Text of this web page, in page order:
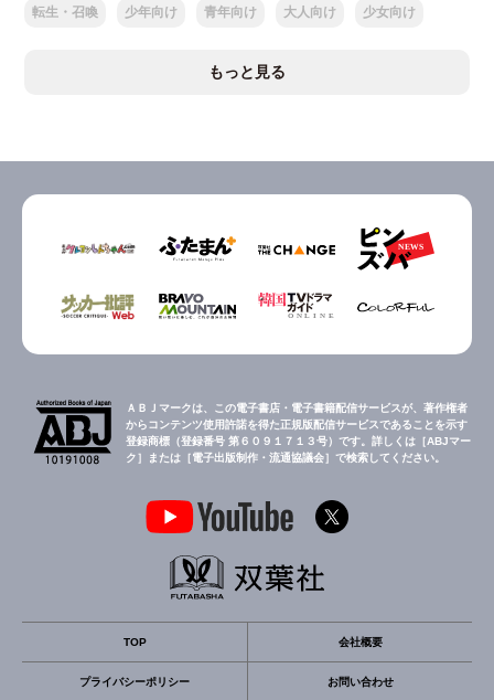
転生・召喚 少年向け 青年向け 大人向け 少女向け
もっと見る
ＡＢＪマークは、この電子書店・電子書籍配信サービスが、著作権者
からコンテンツ使用許諾を得た正規版配信サービスであることを示す
登録商標（登録番号 第６０９１７１３号）です。詳しくは［ABJマー
ク］または［電子出版制作・流通協議会］で検索してください。
TOP 会社概要
プライバシーポリシー お問い合わせ